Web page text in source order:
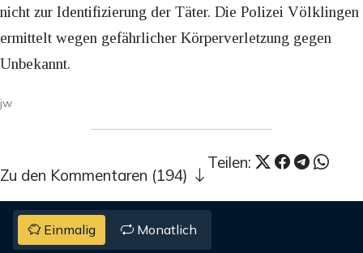
nicht zur Identifizierung der Täter. Die Polizei Völklingen
ermittelt wegen gefährlicher Körperverletzung gegen
Unbekannt.
jw
Teilen:
Zu den Kommentaren (194)
Einmalig Monatlich